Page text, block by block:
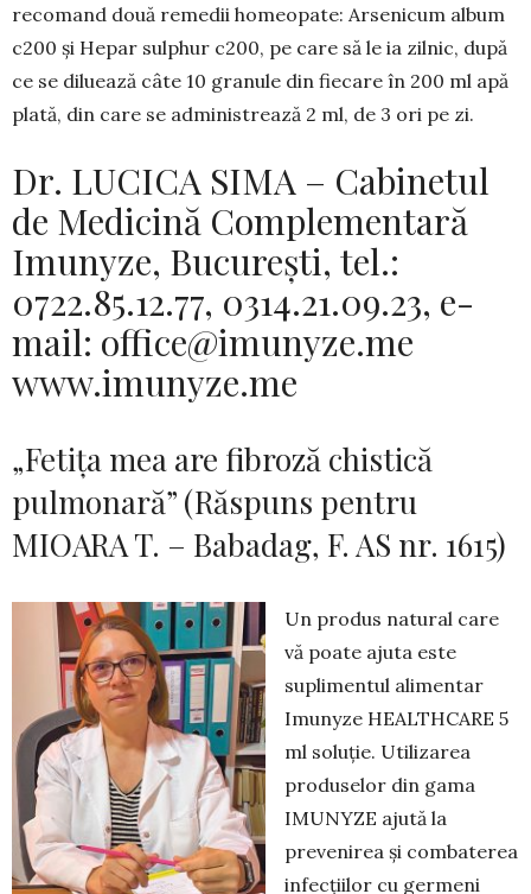
recomand două remedii ho­meopate: Arsenicum album
c200 și Hepar sulphur c200, pe care să le ia zilnic, după
ce se dilu­ea­ză câte 10 granule din fiecare în 200 ml apă
pla­tă, din care se administrează 2 ml, de 3 ori pe zi.
Dr. LUCICA SIMA – Cabinetul
de Medicină Complementară
Imunyze, Bucureşti, tel.:
0722.85.12.77, 0314.21.09.23, e-
mail: office@imunyze.me
www.imunyze.me
„Fetița mea are fibroză chistică
pulmonară” (Răspuns pentru
MIOARA T. – Babadag, F. AS nr. 1615)
Un produs natural care
vă poate ajuta este
suplimentul alimentar
Imunyze HEALTHCARE 5
ml soluție. Utilizarea
produselor din gama
IMUNYZE ajută la
prevenirea și combaterea
infecțiilor cu germeni